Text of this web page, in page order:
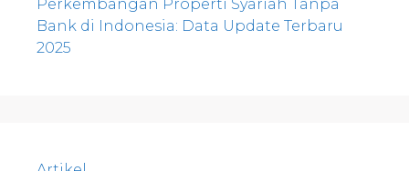
Perkembangan Properti Syariah Tanpa
Bank di Indonesia: Data Update Terbaru
2025